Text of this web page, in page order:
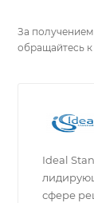
За
обращайтесь
Ideal
сфере